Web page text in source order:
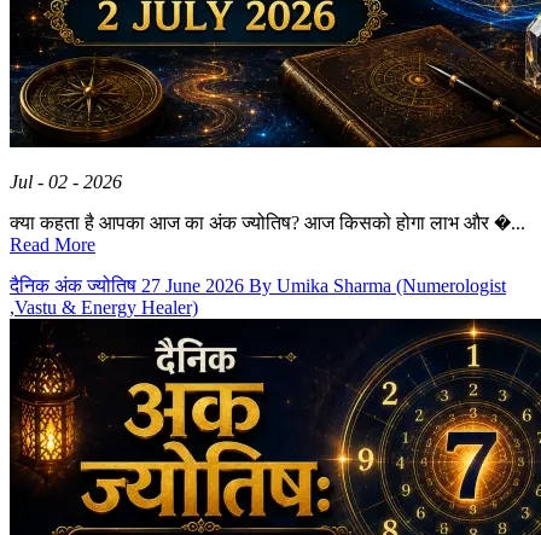
Jul - 02 - 2026
क्या कहता है आपका आज का अंक ज्योतिष? आज किसको होगा लाभ और �...
Read More
दैनिक अंक ज्योतिष 27 June 2026 By Umika Sharma (Numerologist
,Vastu & Energy Healer)